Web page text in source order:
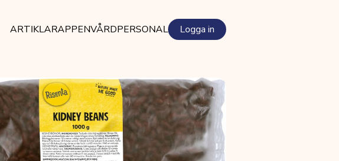
ARTIKLARAPPENVÅRDPERSONAL Logga in